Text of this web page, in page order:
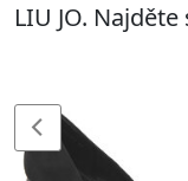
LIU JO.